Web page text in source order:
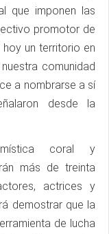
que imponen las
promotor de
un territorio en
comunidad
a nombrarse a sí
desde la
coral y
más de treinta
actrices y
demostrar que la
de lucha